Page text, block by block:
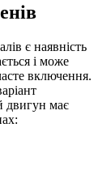
є наявність
і може
включення.
двигун має